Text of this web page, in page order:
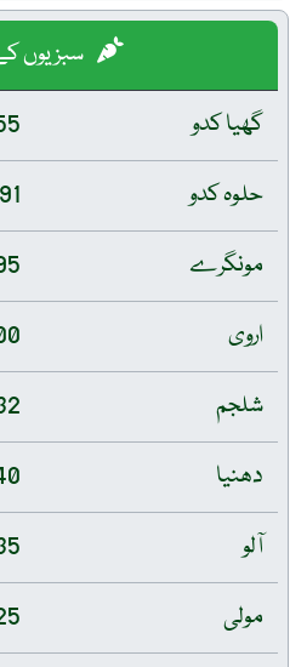
سبزیوں
گھیا کدو
حلوہ کدو
91
مونگرے
اروی
شلجم
دھنیا
آلو
مولی